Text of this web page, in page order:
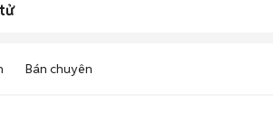
Bán chuyên